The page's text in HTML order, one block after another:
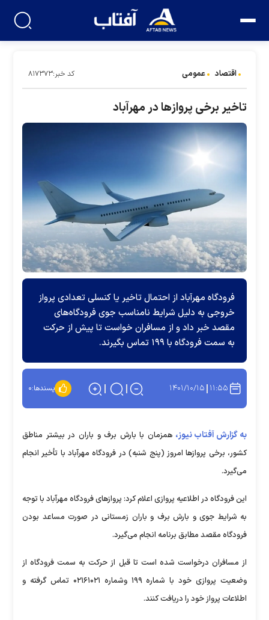
اقتصاد عمومی کد خبر:۸۱۷۳۷۳
تاخیر برخی پرواز‌ها در مهرآباد
فرودگاه مهرآباد از احتمال تاخیر یا کنسلی تعدادی پرواز
خروجی به دلیل شرایط نامناسب جوی فرودگاه‌های
مقصد خبر داد و از مسافران خواست تا پیش از حرکت
به سمت فرودگاه با ۱۹۹ تماس بگیرند.
۱۱:۵۵ ۱۴۰۱/۱۰/۱۵ پسندها:۰
به گزارش آفتاب نیوز، همزمان با بارش برف و باران در بیشتر مناطق
کشور، برخی پرواز‌ها امروز (پنج شنبه) در فرودگاه مهرآباد با تأخیر انجام
می‌گیرد.
این فرودگاه در اطلاعیه پروازی اعلام کرد: پرواز‌های فرودگاه مهرآباد با توجه
به شرایط جوی و بارش برف و باران زمستانی در صورت مساعد بودن
فرودگاه مقصد مطابق برنامه انجام می‌گیرد.
از مسافران درخواست شده است تا قبل از حرکت به سمت فرودگاه از
وضعیت پروازی خود با شماره‌ ۱۹۹ وشماره ۰۲۱۶۱۰۲۱ تماس گرفته و
اطلاعات پرواز خود را دریافت کنند.